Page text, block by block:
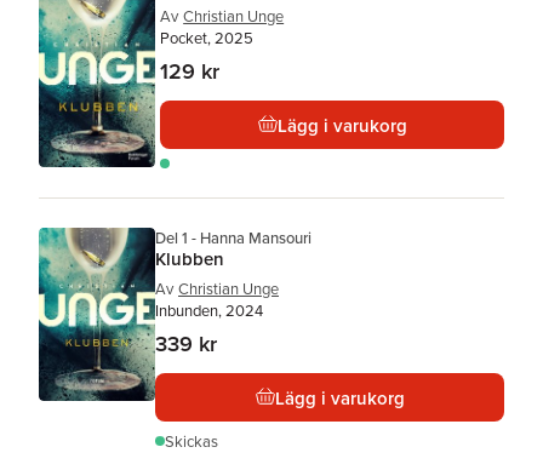
Av Christian Unge
Pocket, 2025
129 kr
Lägg i varukorg
Del 1 - Hanna Mansouri
Klubben
Av Christian Unge
Inbunden, 2024
339 kr
Lägg i varukorg
Skickas